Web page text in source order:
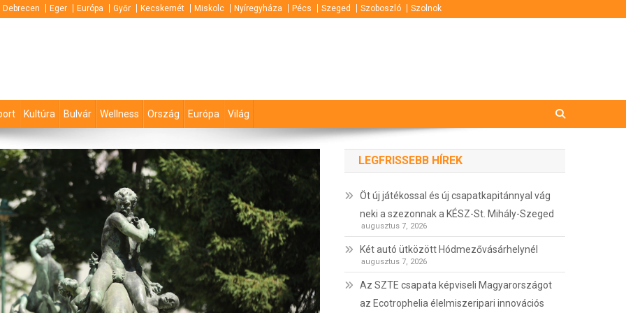
Debrecen Eger Európa Győr Kecskemét Miskolc Nyíregyháza Pécs Szeged Szoboszló Szolnok
Kultúra Bulvár Wellness Ország Európa Világ
LEGFRISSEBB HÍREK
Öt új játékossal és új csapatkapitánnyal vág
neki a szezonnak a KÉSZ-St. Mihály-Szeged
augusztus 7, 2026
Két autó ütközött Hódmezővásárhelynél
augusztus 7, 2026
Az SZTE csapata képviseli Magyarországot
az Ecotrophelia élelmiszeripari innovációs